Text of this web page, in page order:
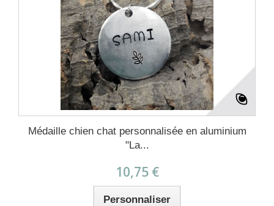
Médaille chien chat personnalisée en aluminium
"La...
10,75 €
Personnaliser